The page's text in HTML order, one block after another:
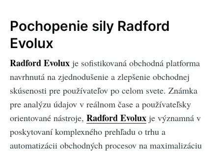
Pochopenie sily Radford
Evolux
Radford Evolux je sofistikovaná obchodná platforma
navrhnutá na zjednodušenie a zlepšenie obchodnej
skúsenosti pre používateľov po celom svete. Známka
pre analýzu údajov v reálnom čase a používateľsky
orientované nástroje, Radford Evolux je významná v
poskytovaní komplexného prehľadu o trhu a
automatizácii obchodných procesov na maximalizáciu